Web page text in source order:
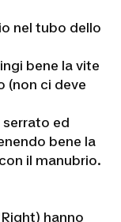
nel tubo dello
bene la vite
(non ci deve
serrato ed
bene la
il manubrio.
hanno